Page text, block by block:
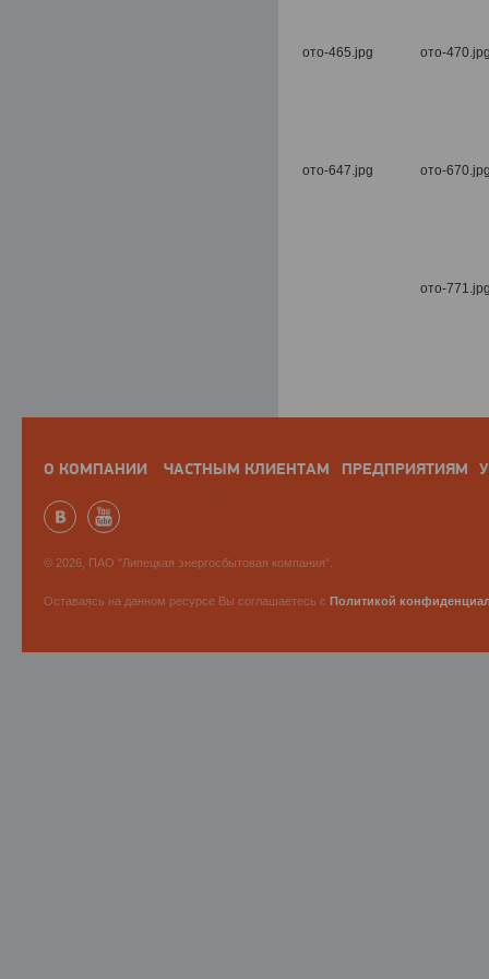
О КОМПАНИИ ЧАСТНЫМ КЛИЕНТАМ ПРЕДПРИЯТИЯМ
© 2026, ПАО "Липецкая энергосбытовая компания".
Оставаясь на данном ресурсе Вы соглашаетесь с Политикой